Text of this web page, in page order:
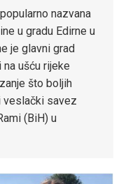
nazvana
u gradu Edirne u
je glavni grad
ušću rijeke
što boljih
veslački savez
(BiH) u